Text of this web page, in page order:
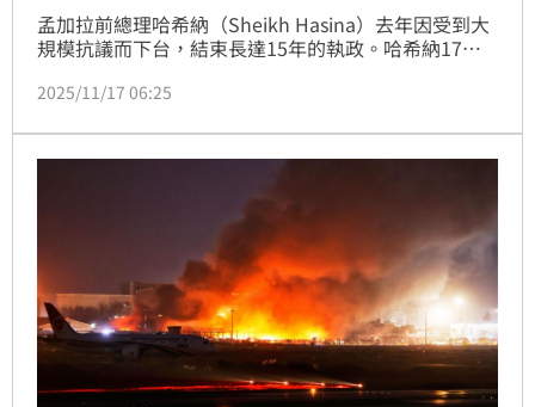
孟加拉前總理哈希納（Sheikh Hasina）去年因受到大
規模抗議而下台，結束長達15年的執政。哈希納17日
判處死刑。
2025/11/17 06:25